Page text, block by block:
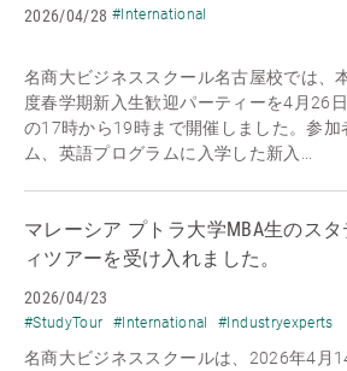
2026/04/28 #International
名商大ビジネススクール名古屋校では、
度春学期新入生歓迎パーティーを4月26
の17時から19時まで開催しました。参加
ム、英語プログラムに入学した新入...
マレーシア プトラ大学MBA生のスタ
ィツアーを受け入れました。
2026/04/23
#StudyTour #International #Industryexperts
名商大ビジネススクールは、2026年4月